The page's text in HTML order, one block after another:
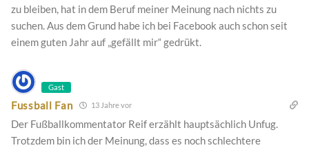
zu bleiben, hat in dem Beruf meiner Meinung nach nichts zu
suchen. Aus dem Grund habe ich bei Facebook auch schon seit
einem guten Jahr auf „gefällt mir“ gedrükt.
Gast
Fussball Fan 13 Jahre vor
Der Fußballkommentator Reif erzählt hauptsächlich Unfug.
Trotzdem bin ich der Meinung, dass es noch schlechtere